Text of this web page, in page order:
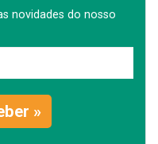
novidades do nosso
»